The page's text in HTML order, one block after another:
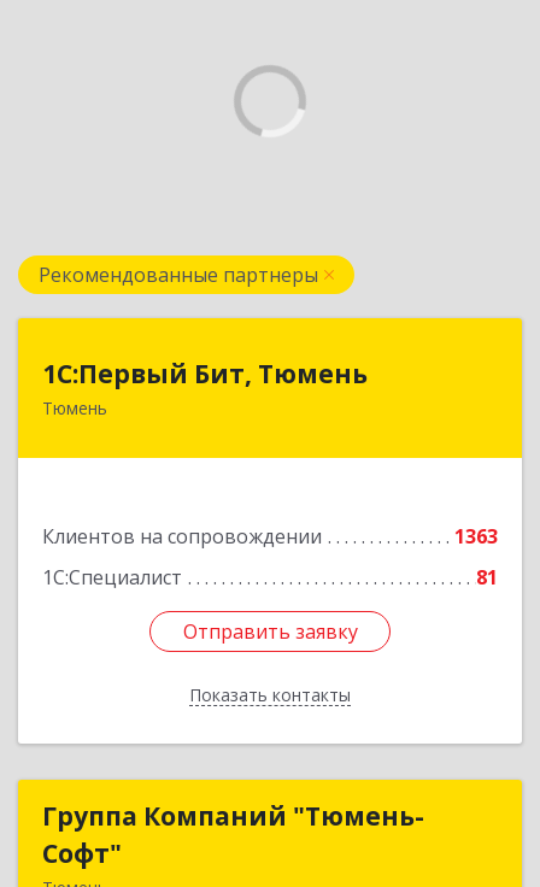
Рекомендованные партнеры
1С:Первый Бит, Тюмень
Тюмень
Клиентов на сопровождении
1363
1С:Специалист
81
Отправить заявку
Показать контакты
1С:Первый Бит, Тюмень
625000, Тюменская обл, Тюмень г, Республики
Отправить заявку
Назад
Группа Компаний "Тюмень-
Софт"
Группа Компаний "Тюмень-